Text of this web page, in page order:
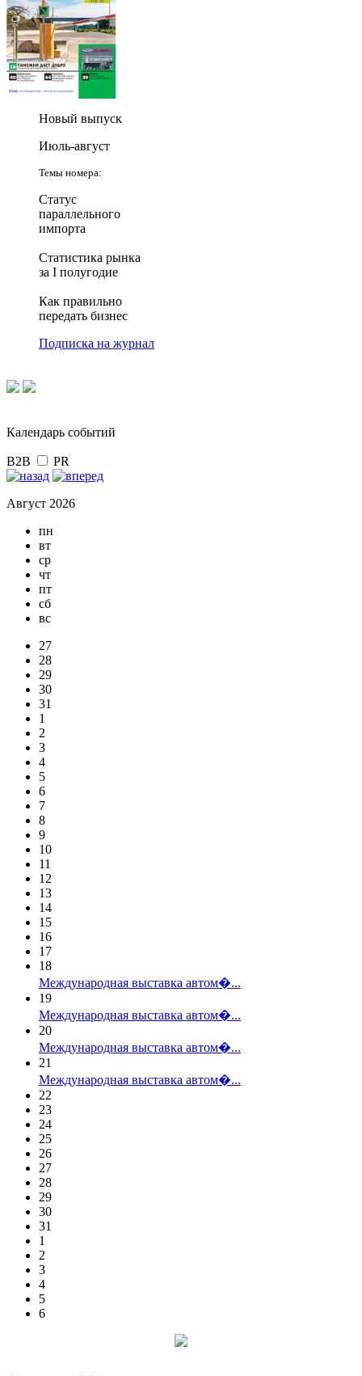
Новый выпуск
Июль-август
Темы номера:
Статус
параллельного
импорта
Статистика рынка
за I полугодие
Как правильно
передать бизнес
Подписка на журнал
Календарь событий
B2B PR
Август 2026
пн
вт
ср
чт
пт
сб
вс
27
28
29
30
31
1
2
3
4
5
6
7
8
9
10
11
12
13
14
15
16
17
18
Международная выставка автом�...
19
Международная выставка автом�...
20
Международная выставка автом�...
21
Международная выставка автом�...
22
23
24
25
26
27
28
29
30
31
1
2
3
4
5
6